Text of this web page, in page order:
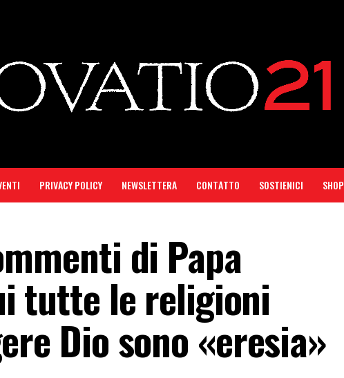
PRIVACY POLICY NEWSLETTERA CONTATTO SOSTIENICI SHOP
di Papa
tutte le religioni
Dio sono «eresia»